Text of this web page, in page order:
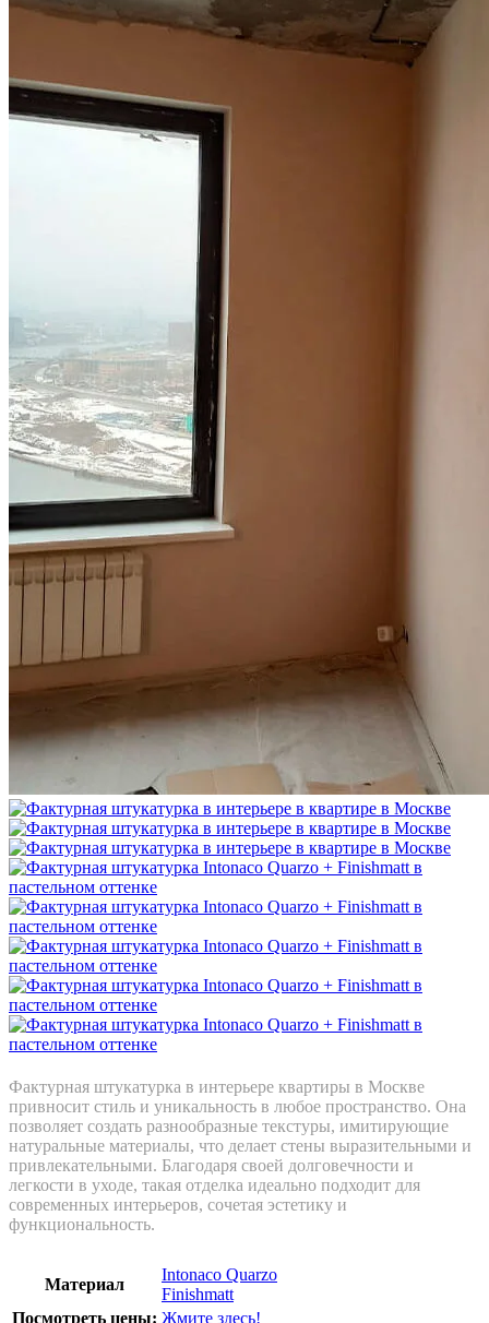
Фактурная штукатурка в интерьере квартиры в Москве
привносит стиль и уникальность в любое пространство. Она
позволяет создать разнообразные текстуры, имитирующие
натуральные материалы, что делает стены выразительными и
привлекательными. Благодаря своей долговечности и
легкости в уходе, такая отделка идеально подходит для
современных интерьеров, сочетая эстетику и
функциональность.
Материал
Intonaco Quarzo
Finishmatt
Посмотреть цены: Жмите здесь!